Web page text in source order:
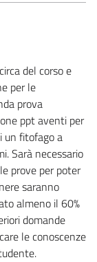
del corso e
per le
prova
ppt aventi per
un fitofago a
Sarà necessario
prove per poter
saranno
almeno il 60%
domande
le conoscenze